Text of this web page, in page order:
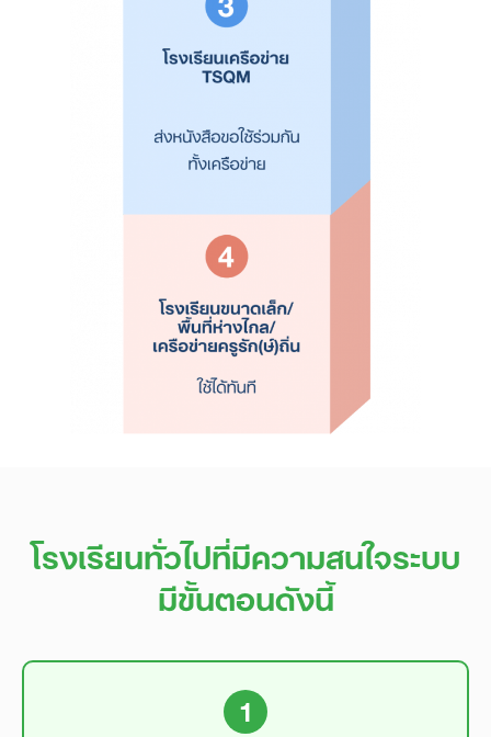
โรงเรียนทั่วไปที่มีความสนใจระบบ
มีขั้นตอนดังนี้
1